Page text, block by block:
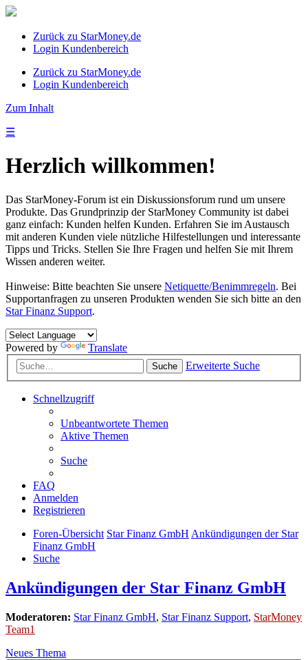
Zurück zu StarMoney.de
Login Kundenbereich
Zurück zu StarMoney.de
Login Kundenbereich
Zum Inhalt
☰
Herzlich willkommen!
Das StarMoney-Forum ist ein Diskussionsforum rund um unsere
Produkte. Das Grundprinzip der StarMoney Community ist dabei
ganz einfach: Kunden helfen Kunden. Erfahren Sie im Austausch
mit anderen Kunden viele nützliche Hilfestellungen und interessante
Tipps und Tricks. Stellen Sie Ihre Fragen und helfen Sie mit Ihrem
Wissen anderen weiter.
Hinweise: Bitte beachten Sie unsere Netiquette/Benimmregeln. Bei
Supportanfragen zu unseren Produkten wenden Sie sich bitte an den
Star Finanz Support.
Powered by Translate
Suche Erweiterte Suche
Schnellzugriff
Unbeantwortete Themen
Aktive Themen
Suche
FAQ
Anmelden
Registrieren
Foren-Übersicht Star Finanz GmbH Ankündigungen der Star
Finanz GmbH
Suche
Ankündigungen der Star Finanz GmbH
Moderatoren: Star Finanz GmbH, Star Finanz Support, StarMoney
Team1
Neues Thema